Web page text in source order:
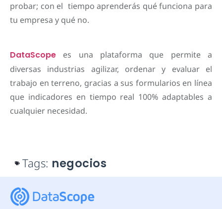
probar; con el tiempo aprenderás qué funciona para
tu empresa y qué no.
DataScope es una plataforma que permite a
diversas industrias agilizar, ordenar y evaluar el
trabajo en terreno, gracias a sus formularios en línea
que indicadores en tiempo real 100% adaptables a
cualquier necesidad.
Tags: negocios